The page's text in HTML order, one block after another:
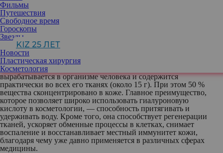
Фильмы
Путешествия
Свободное время
Гороскопы
Звезды
KIZ 25 ЛЕТ
Новости
Пластическая хирургия
Косметология
История ее применения насчитывает несколько десятков лет,
однако она по-прежнему остается главным увлажняющим
ингредиентом в anti-age средствах. Как ей это удается, узнайте
из нашей подборки фактов.
Гиалуроновая кислота
вырабатывается в организме человека и содержится
практически во всех его тканях (около 15 г). При этом 50 %
вещества сконцентрировано в коже. Главное преимущество,
которое позволяет широко использовать гиалуроновую
кислоту в косметологии, — способность притягивать и
удерживать воду. Кроме того, она способствует регенерации
тканей, ускоряет обменные процессы в клетках, снимает
воспаление и восстанавливает местный иммунитет кожи,
благодаря чему уже давно применяется в различных сферах
медицины.